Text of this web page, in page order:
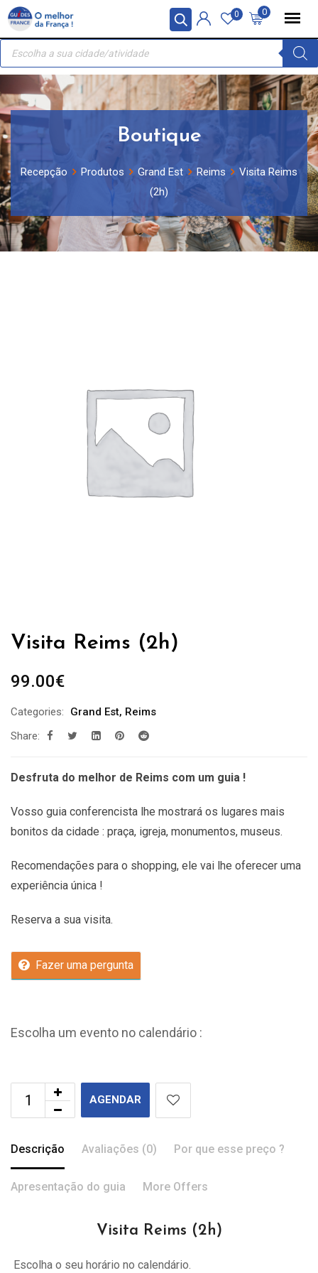
Painel de Gerenciamento de Cookies
Skip
content
0
0
Recherche
produits
Boutique
Recepção Produtos Grand Est Reims
Visita Reims
(2h)
Visita Reims (2h)
99.00€
Categories: Grand Est, Reims
Share:
Desfruta do melhor de Reims com um guia !
Vosso guia conferencista lhe mostrará os lugares mais
bonitos da cidade : praça, igreja, monumentos, museus.
Recomendações para o shopping, ele vai lhe oferecer uma
experiência única !
Reserva a sua visita.
Fazer uma pergunta
Escolha um evento no calendário :
AGENDAR
Descrição Avaliações (0) Por que esse preço ?
Apresentação do guia More Offers
Visita Reims (2h)
Escolha o seu horário no calendário.